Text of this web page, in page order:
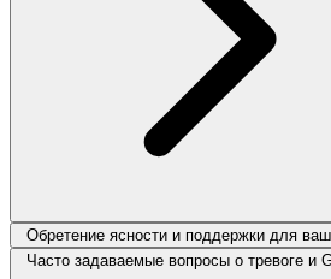
Обретение ясности и поддержки для
Часто задаваемые вопросы о тревоге и